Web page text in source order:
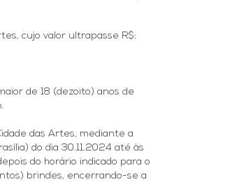
cujo valor ultrapasse R$:
de 18 (dezoito) anos de
das Artes, mediante a
do dia 30.11.2024 até às
do horário indicado para o
brindes, encerrando-se a